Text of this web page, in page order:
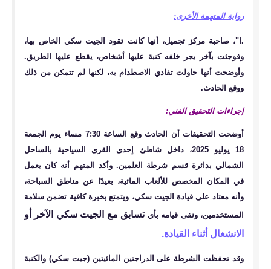
رواية المتهمة الأخرى:
.ا"، صاحبة مركز تجميل، أنها كانت تقود الجيت سكي الخاص بها،
وفوجئت بآخر يجر خلفه كنبة عليها أشخاص، يقطع عليها الطريق.
وأوضحت أنها حاولت تفادي الاصطدام به، لكنها لم تتمكن من ذلك
ووقع الحادث.
إجراءات التحقيق الفني:
أوضحت التحقيقات أن الحادث وقع الساعة 7:30 مساء يوم الجمعة
18 يوليو 2025، داخل شاطئ إحدى القرى السياحية بالساحل
الشمالي بدائرة قسم شرطة العلمين. وأكد المتهم أنه كان يعمل
في المكان المخصص للألعاب المائية، بعيدًا عن مناطق السباحة،
وأنه معتاد على قيادة الجيت سكي، ويتمتع بخبرة كافية تضمن سلامة
المستخدمين، ونفى قيامه بأي تسابق مع الجيت سكي الآخر أو
الانشغال أثناء القيادة.
وقد تحفظت الشرطة على الدراجتين المائيتين (جيت سكي) والكنبة